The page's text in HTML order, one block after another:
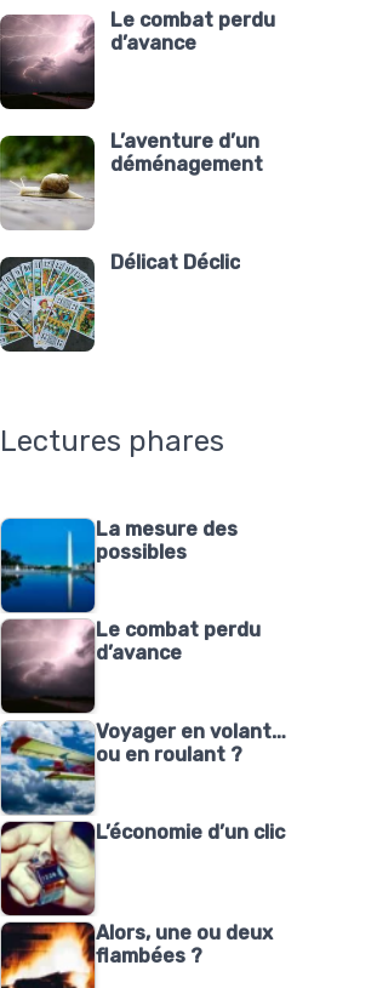
Le combat perdu
d’avance
L’aventure d’un
déménagement
Délicat Déclic
Lectures phares
La mesure des
possibles
Le combat perdu
d’avance
Voyager en volant…
ou en roulant ?
L’économie d’un clic
Alors, une ou deux
flambées ?